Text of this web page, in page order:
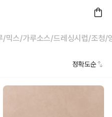
/믹스/가루소스/드레싱시럽/조청/
정확도순